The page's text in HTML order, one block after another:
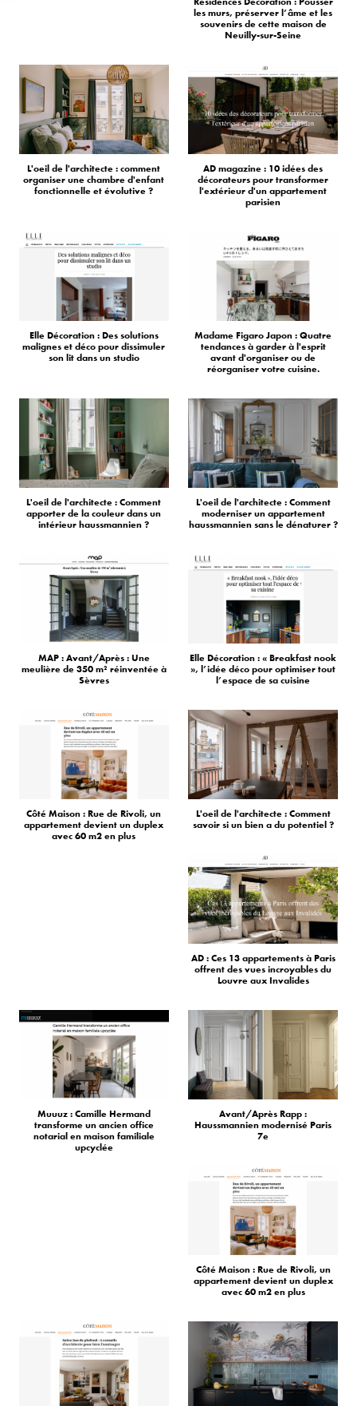
les murs, préserver l’âme et les
souvenirs de cette maison de
Neuilly-sur-Seine
L'oeil de l'architecte : comment
organiser une chambre d'enfant
fonctionnelle et évolutive ?
AD magazine : 10 idées des
décorateurs pour transformer
l'extérieur d'un appartement
parisien
Elle Décoration : Des solutions
malignes et déco pour dissimuler
son lit dans un studio
Madame Figaro Japon : Quatre
tendances à garder à l'esprit
avant d'organiser ou de
réorganiser votre cuisine.
L'oeil de l'architecte : Comment
apporter de la couleur dans un
intérieur haussmannien ?
L'oeil de l'architecte : Comment
moderniser un appartement
haussmannien sans le dénaturer ?
MAP : Avant/Après : Une
meulière de 350 m² réinventée à
Sèvres
Elle Décoration : « Breakfast nook
», l’idée déco pour optimiser tout
l’espace de sa cuisine
Côté Maison : Rue de Rivoli, un
appartement devient un duplex
avec 60 m2 en plus
L'oeil de l'architecte : Comment
savoir si un bien a du potentiel ?
AD : Ces 13 appartements à Paris
offrent des vues incroyables du
Louvre aux Invalides
Muuuz : Camille Hermand
transforme un ancien office
notarial en maison familiale
upcyclée
Avant/Après Rapp :
Haussmannien modernisé Paris
7e
Côté Maison : Rue de Rivoli, un
appartement devient un duplex
avec 60 m2 en plus